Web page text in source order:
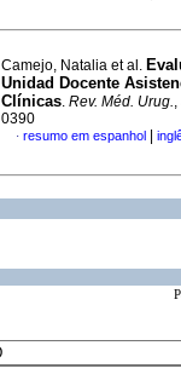
Camejo, Natalia et al.
Unidad Docente
Clínicas. Rev. Méd. Urug.
0390
· resumo em espanhol